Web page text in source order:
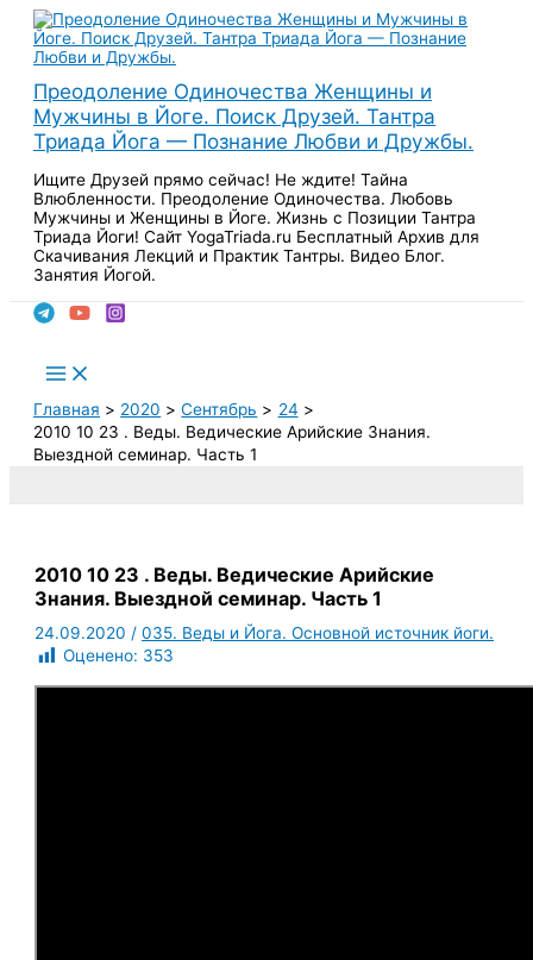
Перейти
содержимому
Преодоление Одиночества Женщины и
Мужчины в Йоге. Поиск Друзей. Тантра
Триада Йога — Познание Любви и Дружбы.
Ищите Друзей прямо сейчас! Не ждите! Тайна
Влюбленности. Преодоление Одиночества. Любовь
Мужчины и Женщины в Йоге. Жизнь с Позиции Тантра
Триада Йоги! Сайт YogaTriada.ru Бесплатный Архив для
Скачивания Лекций и Практик Тантры. Видео Блог.
Занятия Йогой.
Main
Menu
Главная
2020 Сентябрь
24
2010 10 23 . Веды. Ведические Арийские Знания.
Выездной семинар. Часть 1
2010 10 23 . Веды. Ведические Арийские
Знания. Выездной семинар. Часть 1
24.09.2020/035. Веды и Йога. Основной источник йоги.
Оценено: 353